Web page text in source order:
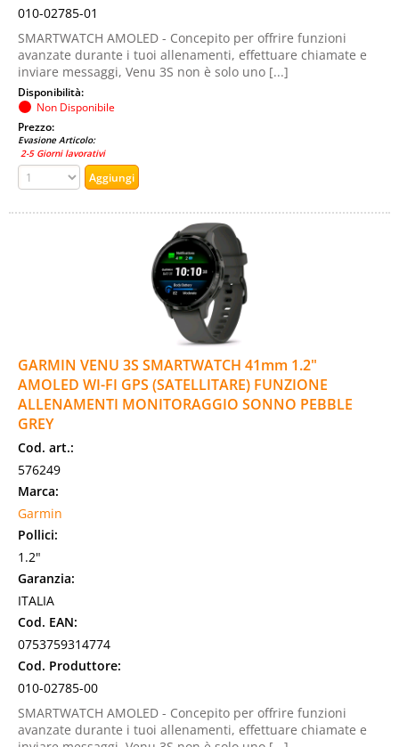
010-02785-01
SMARTWATCH AMOLED - Concepito per offrire funzioni
avanzate durante i tuoi allenamenti, effettuare chiamate e
inviare messaggi, Venu 3S non è solo uno [...]
Disponibilità:
Non Disponibile
Prezzo:
Evasione Articolo:
2-5 Giorni lavorativi
GARMIN VENU 3S SMARTWATCH 41mm 1.2"
AMOLED WI-FI GPS (SATELLITARE) FUNZIONE
ALLENAMENTI MONITORAGGIO SONNO PEBBLE
GREY
Cod. art.:
576249
Marca:
Garmin
Pollici:
1.2"
Garanzia:
ITALIA
Cod. EAN:
0753759314774
Cod. Produttore:
010-02785-00
SMARTWATCH AMOLED - Concepito per offrire funzioni
avanzate durante i tuoi allenamenti, effettuare chiamate e